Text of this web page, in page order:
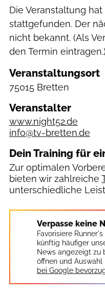
Die Veranstaltung
stattgefunden. Der
nicht bekannt. (Als
den Termin eintragen.)
Veranstaltungsort
75015 Bretten
Veranstalter
www.night52.de
info@tv-bretten.de
Dein Training für
Zur optimalen
bieten wir zahlreiche
unterschiedliche
Verpasse keine
Favorisiere
künftig häufiger
News angezeigt zu
öffnen und Auswahl
bei Google